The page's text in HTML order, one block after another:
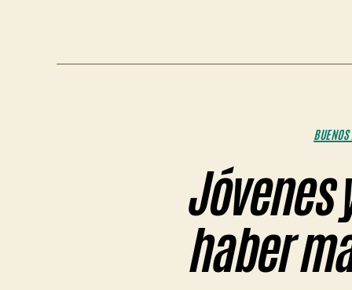
Jóvenes
haber